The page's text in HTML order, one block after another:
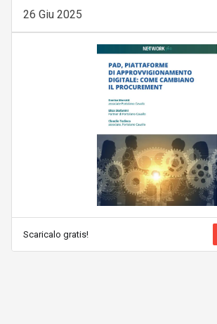
26 Giu 2025
Scaricalo gratis!